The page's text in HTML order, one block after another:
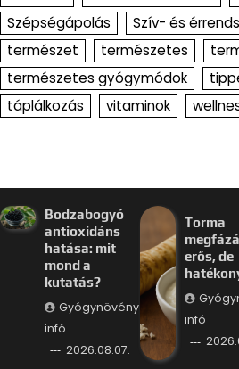
Szépségápolás
Szív- és
természet
természetes
természetes gyógymódok
táplálkozás
vitaminok
Bodzabogyó
antioxidáns
hatása: mit
mond a
kutatás?
Gyógynövény
infó
2026.08.07.
Torma
erős, de
infó